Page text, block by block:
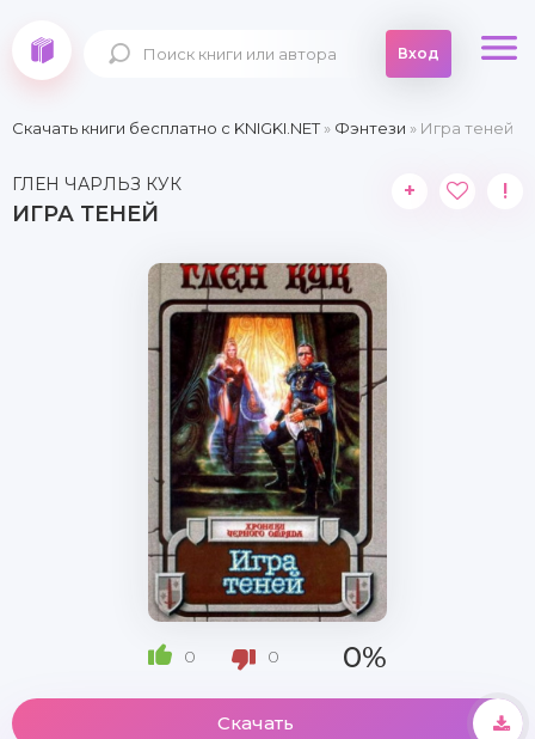
Вход
Скачать книги бесплатно c KNIGKI.NET» Фэнтези » Игра теней
ГЛЕН ЧАРЛЬЗ КУК
ИГРА ТЕНЕЙ
+ !
0 0 0%
Скачать